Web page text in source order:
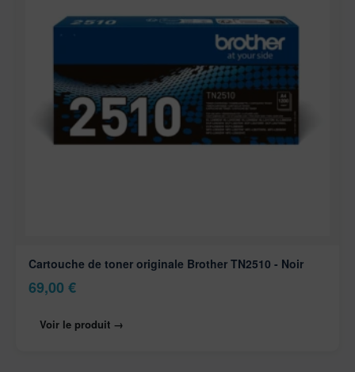
Cartouche de toner originale Brother TN2510 - Noir
69,00 €
Voir le produit →